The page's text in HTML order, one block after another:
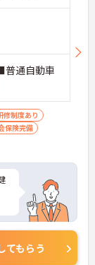
通自動車
修制度あり
保険完備
てもらう